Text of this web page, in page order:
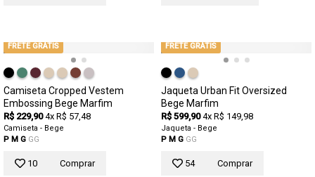
FRETE GRÁTIS
Camiseta Cropped Vestem
Embossing Bege Marfim
R$ 229,90 4x R$ 57,48
Camiseta - Bege
P M G GG
10 Comprar
FRETE GRÁTIS
Jaqueta Urban Fit Oversized
Bege Marfim
R$ 599,90 4x R$ 149,98
Jaqueta - Bege
P M G GG
54 Comprar